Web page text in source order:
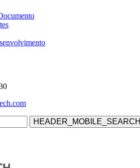
HEADER_MOBILE_SEARCH